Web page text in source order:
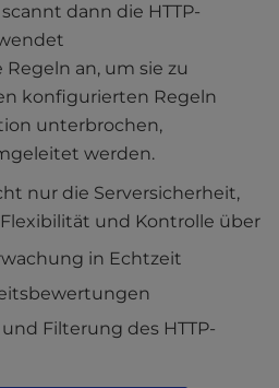
dann die HTTP-
an, um sie zu
konfigurierten Regeln
unterbrochen,
werden.
nur die Serversicherheit,
und Kontrolle über
in Echtzeit
Filterung des HTTP-